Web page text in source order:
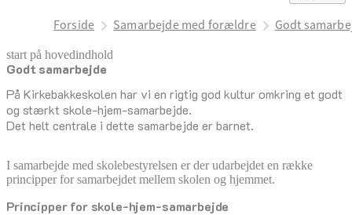
Forside Samarbejde med forældre Godt
start på hovedindhold
Godt samarbejde
På Kirkebakkeskolen har vi en rigtig god kultur omkring et godt
og stærkt skole-hjem-samarbejde.
Det helt centrale i dette samarbejde er barnet.
senest opdateret 8. december 2025
I samarbejde med skolebestyrelsen er der udarbejdet en række
principper for samarbejdet mellem skolen og hjemmet.
Principper for skole-hjem-samarbejde